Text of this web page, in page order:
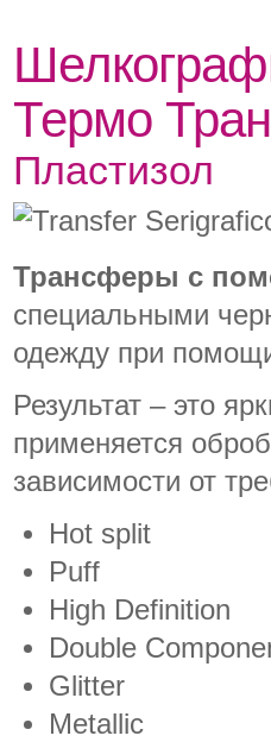
Термо
Пластизол
Трансферы с
специальными
одежду при
Результат – это
применяется
зависимости от
Hot split
Puff
High Definition
Double
Glitter
Metallic